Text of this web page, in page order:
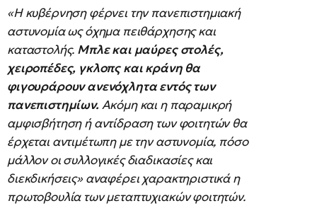
«Η κυβέρνηση φέρνει την πανεπιστημιακή
αστυνομία ως όχημα πειθάρχησης και
καταστολής. Μπλε και μαύρες στολές,
χειροπέδες, γκλοπς και κράνη θα
φιγουράρουν ανενόχλητα εντός των
πανεπιστημίων. Ακόμη και η παραμικρή
αμφισβήτηση ή αντίδραση των φοιτητών θα
έρχεται αντιμέτωπη με την αστυνομία, πόσο
μάλλον οι συλλογικές διαδικασίες και
διεκδικήσεις» αναφέρει χαρακτηριστικά η
πρωτοβουλία των μεταπτυχιακών φοιτητών.